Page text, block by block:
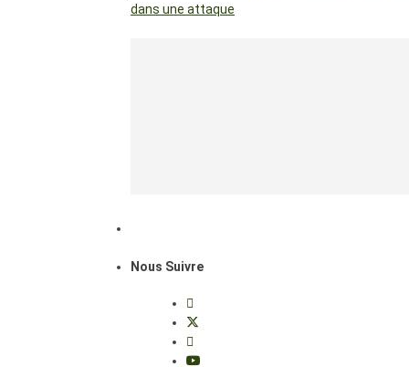
dans une attaque
Nous Suivre